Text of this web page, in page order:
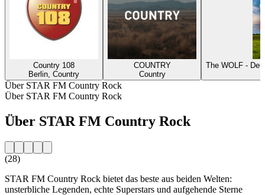
Country 108
Berlin, Country
COUNTRY
Country
The WOLF -
Über STAR FM Country Rock
Über STAR FM Country Rock
Über STAR FM Country Rock
(28)
STAR FM Country Rock bietet das beste aus beiden Welten:
unsterbliche Legenden, echte Superstars und aufgehende Sterne